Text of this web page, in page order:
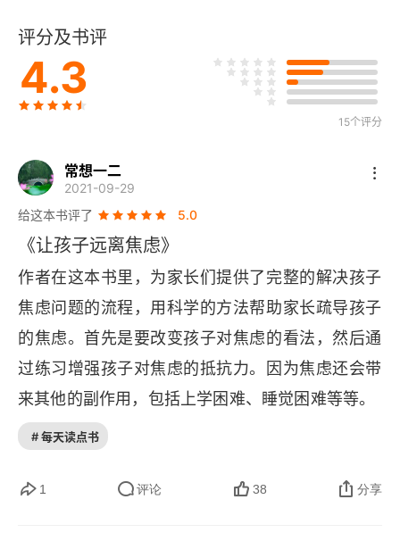
焦虑出没！危险信号与判断标准
五种焦虑！从分离焦虑到恐惧症
与焦虑有关！从注意力缺陷多动障碍到感觉统合失调
03 你该怎么办 应对焦虑的求助选项
求助！儿童心理学家的建议
选择！认知行为疗法与药物
焦虑的想法决定焦虑的行为
训练儿童的大脑！寻找想法岔路口
克服焦虑！发现焦虑的六堂课
评分及书评
4.3
15个评分
常想一二
2021-09-29
给这本书评了
5.0
《让孩子远离焦虑》
作者在这本书里，为家长们提供了完整的解决孩子
焦虑问题的流程，用科学的方法帮助家长疏导孩子
的焦虑。首先是要改变孩子对焦虑的看法，然后通
过练习增强孩子对焦虑的抵抗力。因为焦虑还会带
来其他的副作用，包括上学困难、睡觉困难等等。
# 每天读点书
1 评论 38 分享